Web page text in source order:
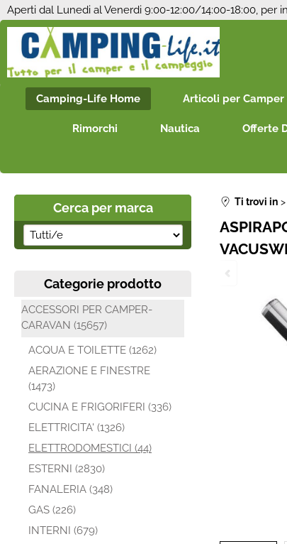
Aperti dal Lunedi al Venerdi 9:00-12:00/14:00-18:00, per
Camping-Life Home Articoli per Camper
Rimorchi Nautica Offerte
Cerca per marca
Categorie prodotto
ACCESSORI PER CAMPER-
CARAVAN (15657)
ACQUA E TOILETTE (1262)
AERAZIONE E FINESTRE
(1473)
CUCINA E FRIGORIFERI (336)
ELETTRICITA' (1326)
ELETTRODOMESTICI (44)
ESTERNI (2830)
FANALERIA (348)
GAS (226)
INTERNI (679)
Ti trovi in